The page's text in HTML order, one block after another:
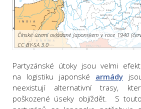
Čínské území ovládané Japonskem v roce 1940
CC BY-SA 3.0
Partyzánské útoky jsou velmi
na logistiku japonské armády
neexistují alternativní trasy,
poškozené úseky objíždět. S